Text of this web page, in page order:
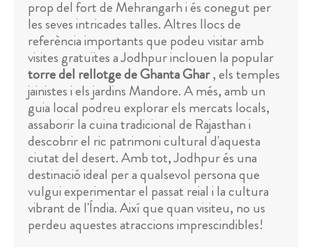
prop del fort de Mehrangarh i és conegut per
les seves intricades talles. Altres llocs de
referència importants que podeu visitar amb
visites gratuïtes a Jodhpur inclouen la popular
torre del rellotge de Ghanta Ghar, els temples
jainistes i els jardins Mandore. A més, amb un
guia local podreu explorar els mercats locals,
assaborir la cuina tradicional de Rajasthan i
descobrir el ric patrimoni cultural d'aquesta
ciutat del desert. Amb tot, Jodhpur és una
destinació ideal per a qualsevol persona que
vulgui experimentar el passat reial i la cultura
vibrant de l'Índia. Així que quan visiteu, no us
perdeu aquestes atraccions imprescindibles!